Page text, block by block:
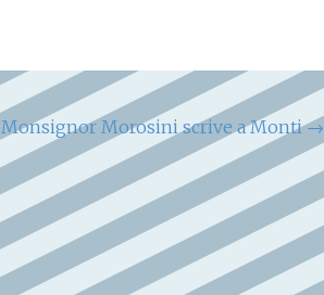
Monsignor Morosini scrive a Monti→